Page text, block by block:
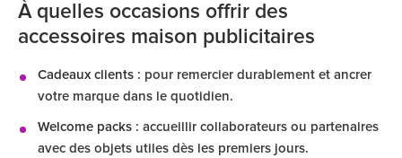
À quelles occasions offrir des
accessoires maison publicitaires
Cadeaux clients : pour remercier durablement et ancrer
votre marque dans le quotidien.
Welcome packs : accueillir collaborateurs ou partenaires
avec des objets utiles dès les premiers jours.